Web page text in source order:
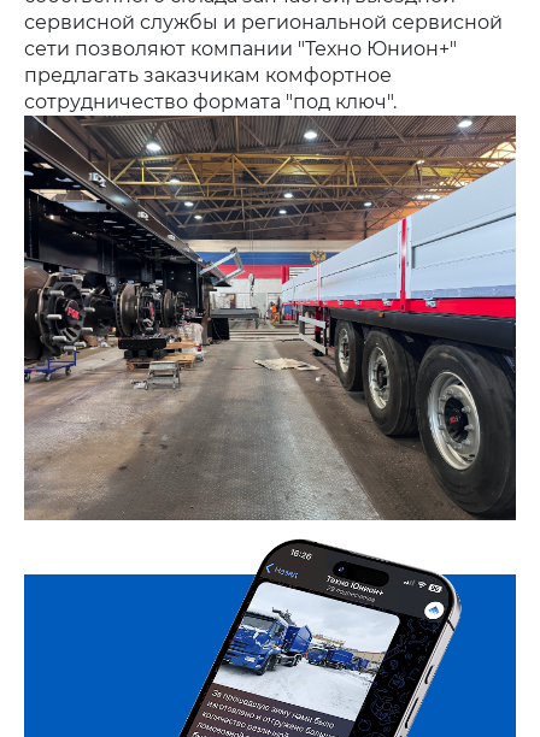
сервисной службы и региональной сервисной
сети позволяют компании "Техно Юнион+"
предлагать заказчикам комфортное
сотрудничество формата "под ключ".